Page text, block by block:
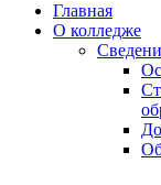
Главная
О колледже